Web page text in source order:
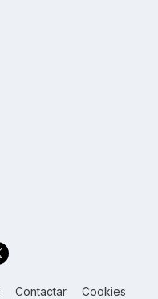
Contactar Cookies